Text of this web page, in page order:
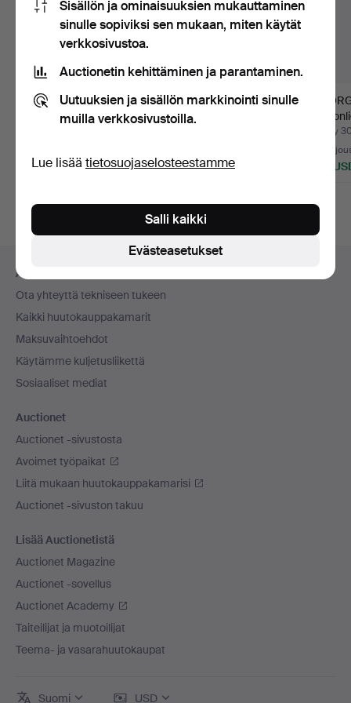
Ankkuriketju 14 kt
kultaa. Leimattu, '585'.
1 079 USD
GEORG JENSEN.
“Moonlight Grape”,
559 USD
Myyty
21
277
Alatunnistenavigaatio
Apua ja yhteystiedot
Ota yhteyttä tekniseen tukeen
Kaikki huutokauppakamarit
Maksuvaihtoehdot
Käytämme kuljetusliikettä
Sosiaaliset mediat
Auctionet
Auctionet -sivustosta
Avoimet työpaikat
Liitä mukaan huutokauppakamarisi
Auctionet -sivuston takuu
Lisää Auctionetistä
Auctionet Magazine
Auctionet -sovellus
Auctionet Academy
Taiteilijat ja muotoilijat
Teema- ja vasarahuutokaupat
Suomi USD
Sisällön ja ominaisuuksien mukauttaminen
sinulle sopiviksi sen mukaan, miten käytät
verkkosivustoa.
Auctionetin kehittäminen ja parantaminen.
Uutuuksien ja sisällön markkinointi sinulle
muilla verkkosivustoilla.
Lue lisää tietosuojaselosteestamme
Evästeasetukset
Salli kaikki